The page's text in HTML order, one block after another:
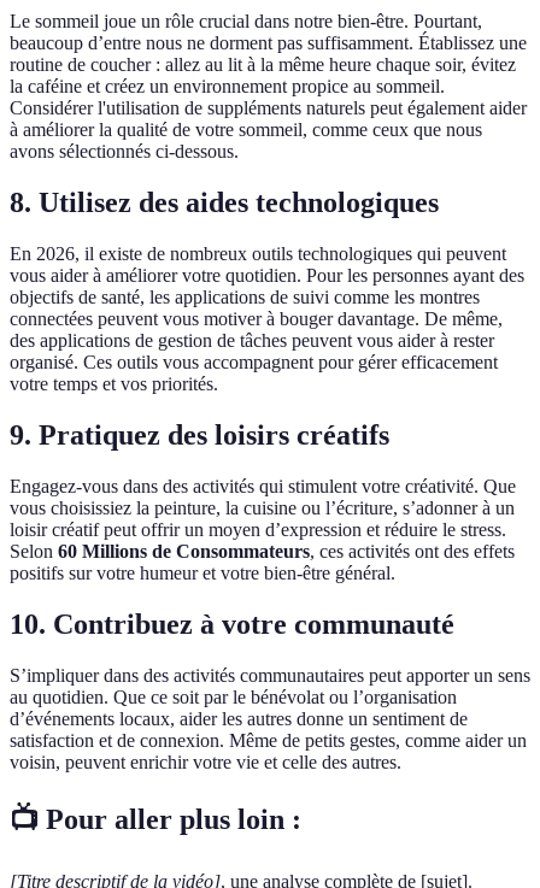
Le sommeil joue un rôle crucial dans notre bien-être. Pourtant,
beaucoup d’entre nous ne dorment pas suffisamment. Établissez une
routine de coucher : allez au lit à la même heure chaque soir, évitez
la caféine et créez un environnement propice au sommeil.
Considérer l'utilisation de suppléments naturels peut également aider
à améliorer la qualité de votre sommeil, comme ceux que nous
avons sélectionnés ci-dessous.
8. Utilisez des aides technologiques
En 2026, il existe de nombreux outils technologiques qui peuvent
vous aider à améliorer votre quotidien. Pour les personnes ayant des
objectifs de santé, les applications de suivi comme les montres
connectées peuvent vous motiver à bouger davantage. De même,
des applications de gestion de tâches peuvent vous aider à rester
organisé. Ces outils vous accompagnent pour gérer efficacement
votre temps et vos priorités.
9. Pratiquez des loisirs créatifs
Engagez-vous dans des activités qui stimulent votre créativité. Que
vous choisissiez la peinture, la cuisine ou l’écriture, s’adonner à un
loisir créatif peut offrir un moyen d’expression et réduire le stress.
Selon 60 Millions de Consommateurs, ces activités ont des effets
positifs sur votre humeur et votre bien-être général.
10. Contribuez à votre communauté
S’impliquer dans des activités communautaires peut apporter un sens
au quotidien. Que ce soit par le bénévolat ou l’organisation
d’événements locaux, aider les autres donne un sentiment de
satisfaction et de connexion. Même de petits gestes, comme aider un
voisin, peuvent enrichir votre vie et celle des autres.
📺 Pour aller plus loin :
[Titre descriptif de la vidéo], une analyse complète de [sujet].